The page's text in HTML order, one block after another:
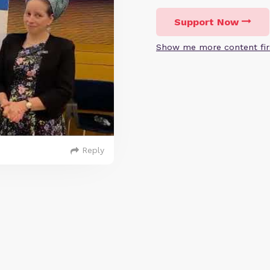
Support Now
Show me more content
Reply